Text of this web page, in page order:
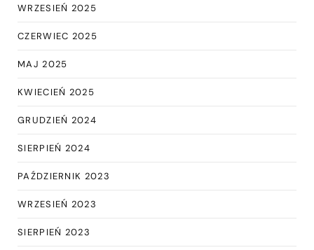
WRZESIEŃ 2025
CZERWIEC 2025
MAJ 2025
KWIECIEŃ 2025
GRUDZIEŃ 2024
SIERPIEŃ 2024
PAŹDZIERNIK 2023
WRZESIEŃ 2023
SIERPIEŃ 2023